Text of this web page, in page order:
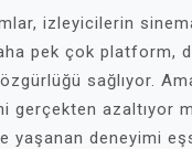
izleyicilerin
pek çok platform,
sağlıyor.
gerçekten azaltıyor
yaşanan deneyimi